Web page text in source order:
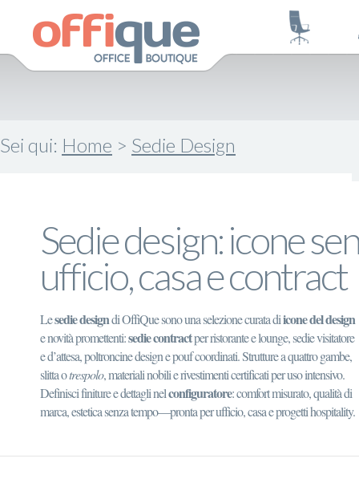
Sei qui: Home > Sedie Design
Sedie design: icone
ufficio, casa e contract
Lesedie designdi OffiQue sono una selezione curata diicone del design
e novità promettenti:sedie contractper ristorante e lounge, sedie visitatore
e d’attesa, poltroncine design e pouf coordinati. Strutture a quattro gambe,
slitta otrespolo, materiali nobili e rivestimenti certificati per uso intensivo.
Definisci finiture e dettagli nelconfiguratore: comfort misurato, qualità di
marca, estetica senza tempo—pronta per ufficio, casa e progetti hospitality.